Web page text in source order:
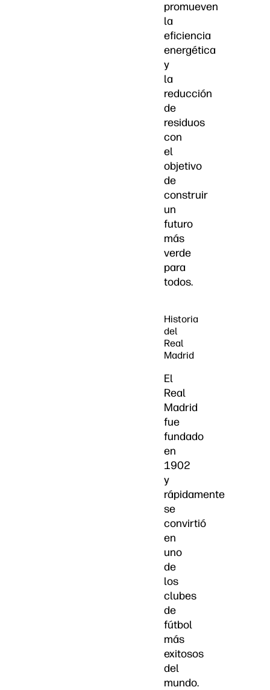
promueven
la
eficiencia
energética
y
la
reducción
de
residuos
con
el
objetivo
de
construir
un
futuro
más
verde
para
todos.
Historia
del
Real
Madrid
El
Real
Madrid
fue
fundado
en
1902
y
rápidamente
se
convirtió
en
uno
de
los
clubes
de
fútbol
más
exitosos
del
mundo.